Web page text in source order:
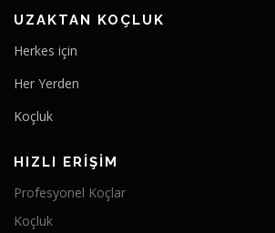
UZAKTAN KOÇLUK
Herkes için
Her Yerden
Koçluk
HIZLI ERIŞIM
Profesyonel Koçlar
Koçluk